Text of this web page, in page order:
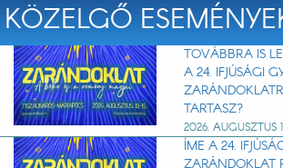
KÖZELGŐ
TOVÁBBRA IS
A 24. IFJÚSÁGI
TARTASZ?
2026.
ÍME A 24.
ZARÁNDOKLAT